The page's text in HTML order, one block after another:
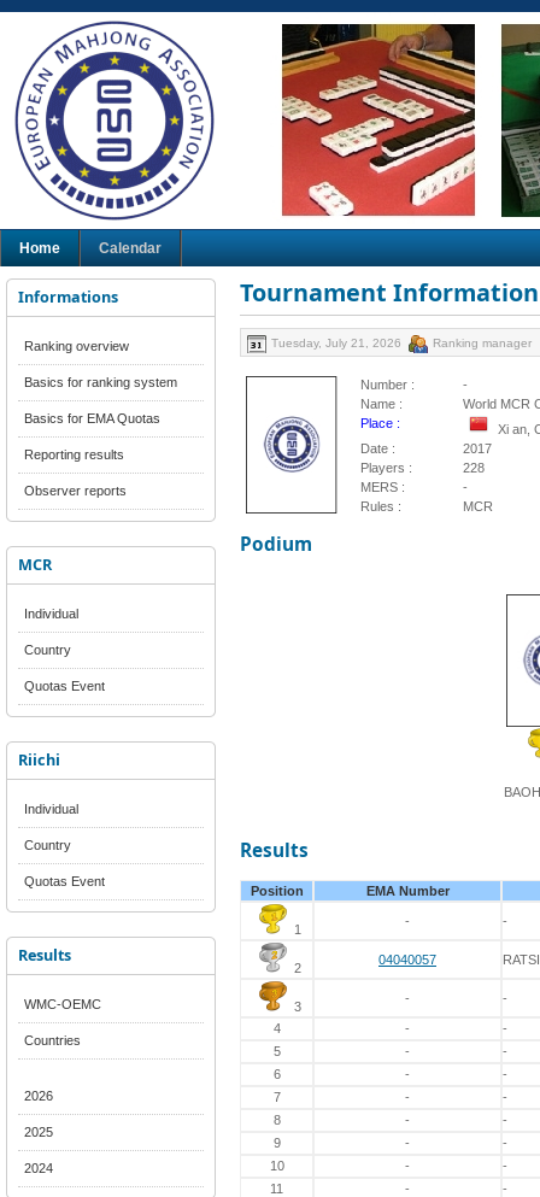
Home Calendar
Informations
Ranking overview
Basics for ranking system
Basics for EMA Quotas
Reporting results
Observer reports
MCR
Individual
Country
Quotas Event
Riichi
Individual
Country
Quotas Event
Results
WMC-OEMC
Countries
2026
2025
2024
Tournament Information
Tuesday, July 21, 2026 Ranking manager
Number :
-
Name :
World MCR
Place :
Xi an,
Date :
2017
Players :
228
MERS :
-
Rules :
MCR
Podium
Results
Position EMA Number
1
- -
2
04040057
3
- -
4 -
-
5
-
-
6
-
-
7
-
-
8
-
-
9
-
-
10
-
-
11
-
-